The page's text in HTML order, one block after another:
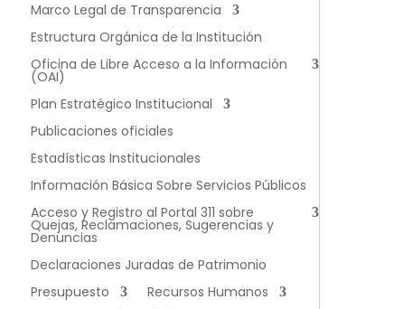
Marco Legal de Transparencia
Estructura Orgánica de la Institución
Oficina de Libre Acceso a la Información
(OAI)
Plan Estratégico Institucional
Publicaciones oficiales
Estadísticas Institucionales
Información Básica Sobre Servicios Públicos
Acceso y Registro al Portal 311 sobre
Quejas, Reclamaciones, Sugerencias y
Denuncias
Declaraciones Juradas de Patrimonio
Presupuesto
Recursos Humanos